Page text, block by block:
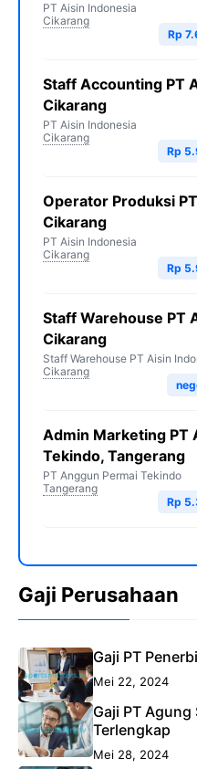
PT Aisin Indonesia
Cikarang
Rp
Staff Accounting PT
Cikarang
PT Aisin Indonesia
Cikarang
Rp
Operator Produksi
Cikarang
PT Aisin Indonesia
Cikarang
Rp
Staff Warehouse PT
Cikarang
Staff Warehouse PT Aisin
Cikarang
Admin Marketing PT
Tekindo, Tangerang
PT Anggun Permai Tekindo
Tangerang
Rp
Gaji Perusahaan
Gaji PT
Mei 22, 2024
Gaji PT Agung
Terlengkap
Mei 28, 2024